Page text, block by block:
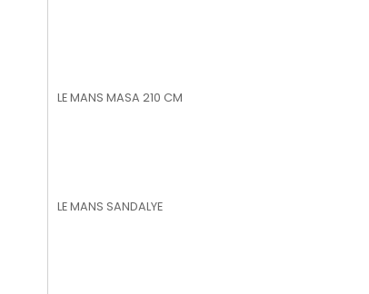
LE MANS MASA 210 CM
LE MANS SANDALYE